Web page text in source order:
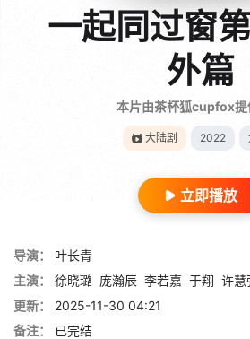
一起同过窗
外篇
本片由茶杯狐cupfox提
大陆剧 2022
立即播放
导演：
叶长青
主演：
徐晓璐 庞瀚辰 李若嘉 于翔 许慧
更新：
2025-11-30 04:21
备注：
已完结